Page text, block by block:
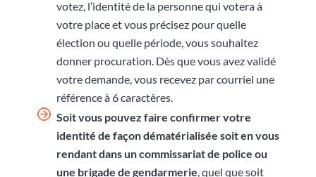
votez, l’identité de la personne qui votera à
votre place et vous précisez pour quelle
élection ou quelle période, vous souhaitez
donner procuration. Dès que vous avez validé
votre demande, vous recevez par courriel une
référence à 6 caractères.
Soit vous pouvez faire confirmer votre
identité de façon dématérialisée soit en vous
rendantdans un commissariat de police ou
une brigade de gendarmerie , quel que soit